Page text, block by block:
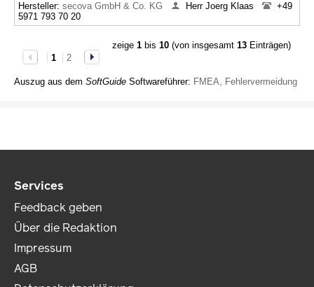
Hersteller: secova GmbH & Co. KG Herr Joerg Klaas
+49
5971 793 70 20
zeige 1bis 10(von insgesamt 13Einträgen)
1
2
Auszug aus dem SoftGuide Softwareführer: FMEA, Fehlervermeidung
Services
Feedback geben
Über die Redaktion
Impressum
AGB